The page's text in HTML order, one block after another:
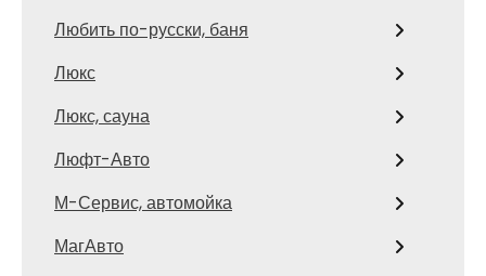
Любить по-русски, баня
Люкс
Люкс, сауна
Люфт-Авто
М-Сервис, автомойка
МагАвто